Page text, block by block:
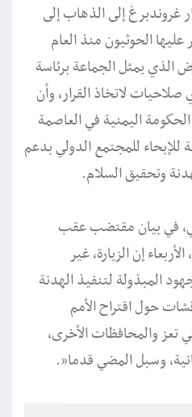
غروندبرغ إلى الذهاب إلى
الحوثيون منذ العام
الذي يمثل الجماعة برئاسة
لاتخاذ القرار، وأن
اليمنية في العاصمة
للإيحاء للمجتمع الدولي بدعم
وتحقيق السلام.
في بيان مقتضب عقب
إن الزيارة، غير
المبذولة لتنفيذ الهدنة
حول اقتراح الأمم
تعز والمحافظات الأخرى،
وسبل المضي قدما”.